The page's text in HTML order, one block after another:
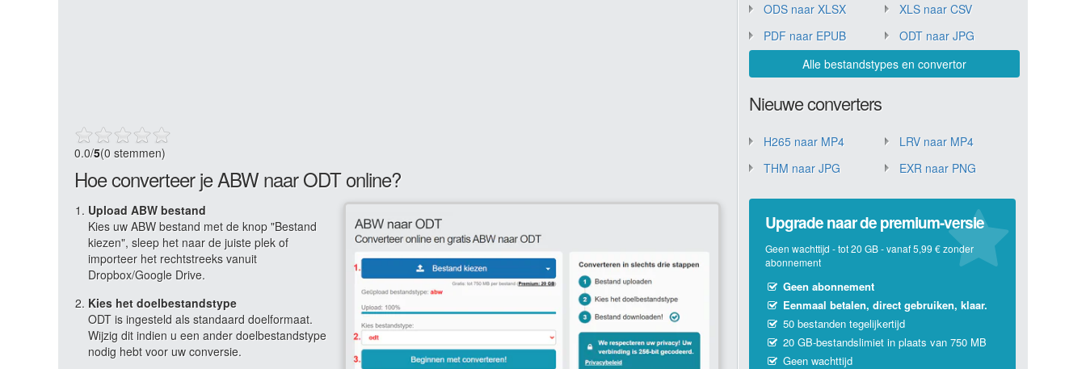
0.0/5(0 stemmen)
Hoe converteer je ABW naar ODT online?
Upload ABW bestand
Kies uw ABW bestand met de knop "Bestand
kiezen", sleep het naar de juiste plek of
importeer het rechtstreeks vanuit
Dropbox/Google Drive.
Kies het doelbestandstype
ODT is ingesteld als standaard doelformaat.
Wijzig dit indien u een ander doelbestandstype
nodig hebt voor uw conversie.
ODS naar XLSX
XLS naar CSV
PDF naar EPUB
ODT naar JPG
Alle bestandstypes en convertor
Nieuwe converters
H265 naar MP4
LRV naar MP4
THM naar JPG
EXR naar PNG
Upgrade naar de premium-versie
Geen wachttijd - tot 20 GB - vanaf 5,99 € zonder
abonnement
Geen abonnement
Eenmaal betalen, direct gebruiken, klaar.
50 bestanden tegelijkertijd
20 GB-bestandslimiet in plaats van 750 MB
Geen wachttijd